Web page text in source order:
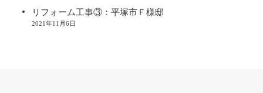
リフォーム工事③：平塚市Ｆ様邸
2021年11月6日